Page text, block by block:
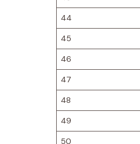
44
45
46
47
48
49
50